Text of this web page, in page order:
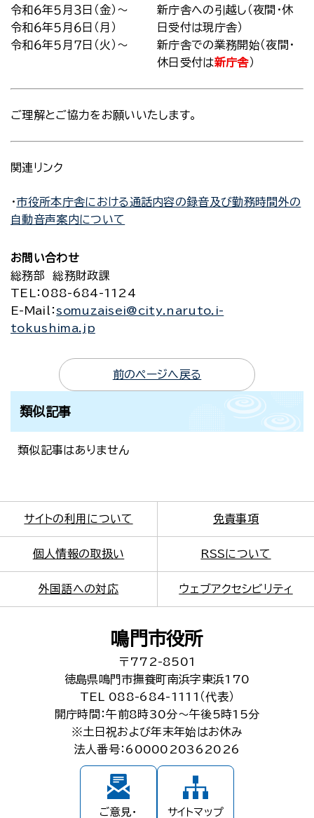
令和６年５月３日（金）～
令和６年５月６日（月）
新庁舎への引越し（夜間・休
日受付は現庁舎）
令和６年５月７日（火）～
新庁舎での業務開始（夜間・
休日受付は新庁舎）
ご理解とご協力をお願いいたします。
関連リンク
・市役所本庁舎における通話内容の録音及び勤務時間外の
自動音声案内について
お問い合わせ
総務部 総務財政課
TEL
：088-684-1124
E-Mail
： somuzaisei@city.naruto.i-
tokushima.jp
前のページへ戻る
類似記事
類似記事はありません
サイトの利用について 免責事項
個人情報の取扱い RSSについて
外国語への対応 ウェブアクセシビリティ
鳴門市役所
〒772-8501
徳島県鳴門市撫養町南浜字東浜170
TEL 088-684-1111（代表）
開庁時間：午前8時30分～午後5時15分
※土日祝および年末年始はお休み
法人番号：6000020362026
ご意見・ サイトマップ